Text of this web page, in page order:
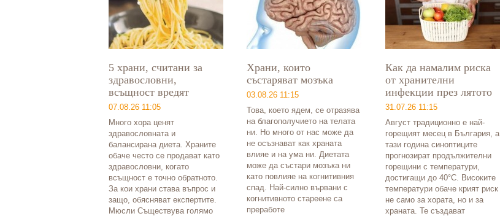
5 храни, считани за
здравословни,
всъщност вредят
07.08.26 11:05
Много хора ценят
здравословната и
балансирана диета. Храните
обаче често се продават като
здравословни, когато
всъщност е точно обратното.
За кои храни става въпрос и
защо, обясняват експертите.
Мюсли Съществува голямо
Храни, които
състаряват мозъка
03.08.26 11:15
Това, което ядем, се отразява
на благополучието на телата
ни. Но много от нас може да
не осъзнават как храната
влияе и на ума ни. Диетата
може да състари мозъка ни
като повлияе на когнитивния
спад. Най-силно вървани с
когнитивното стареене са
преработе
Как да намалим риска
от хранителни
инфекции през лятото
31.07.26 11:15
Август традиционно е най-
горещият месец в България, а
тази година синоптиците
прогнозират продължителни
горещини с температури,
достигащи до 40°C. Високите
температури обаче крият риск
не само за хората, но и за
храната. Те създават